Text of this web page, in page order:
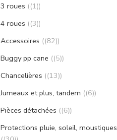
3 roues (1)
4 roues (3)
Accessoires (82)
Buggy pp cane (5)
Chancelières (13)
Jumeaux et plus, tandem (6)
Pièces détachées (6)
Protections pluie, soleil, moustiques